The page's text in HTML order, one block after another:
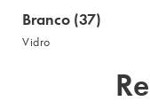
Branco (37)
Vidro